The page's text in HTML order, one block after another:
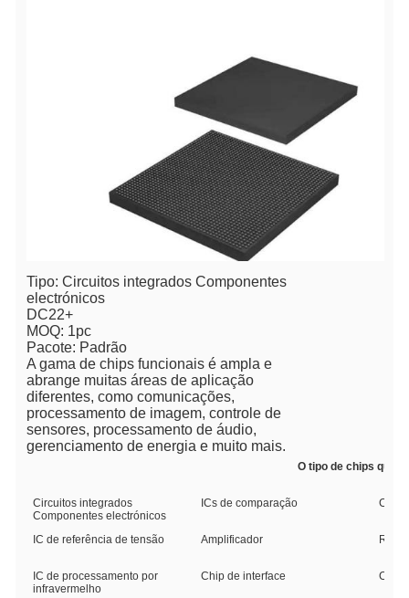
Tipo: Circuitos integrados Componentes
electrónicos
DC22+
MOQ: 1pc
Pacote: Padrão
A gama de chips funcionais é ampla e
abrange muitas áreas de aplicação
diferentes, como comunicações,
processamento de imagem, controle de
sensores, processamento de áudio,
gerenciamento de energia e muito mais.
O tipo de chips que
Circuitos integrados
Componentes electrónicos
ICs de comparação
IC de referência de tensão Amplificador
IC de processamento por
infravermelho
Chip de interface Chip